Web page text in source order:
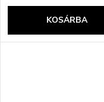
KOSÁRBA